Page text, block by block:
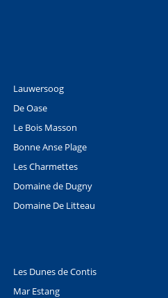
Lauwersoog
De Oase
Le Bois Masson
Bonne Anse Plage
Les Charmettes
Domaine de Dugny
Domaine De Litteau
Les Dunes de Contis
Mar Estang